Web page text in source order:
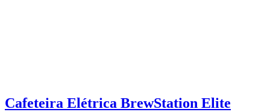
Cafeteira Elétrica BrewStation Elite